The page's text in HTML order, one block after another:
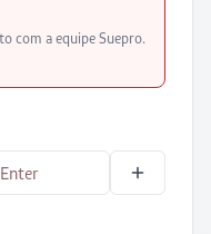
com a equipe Suepro.